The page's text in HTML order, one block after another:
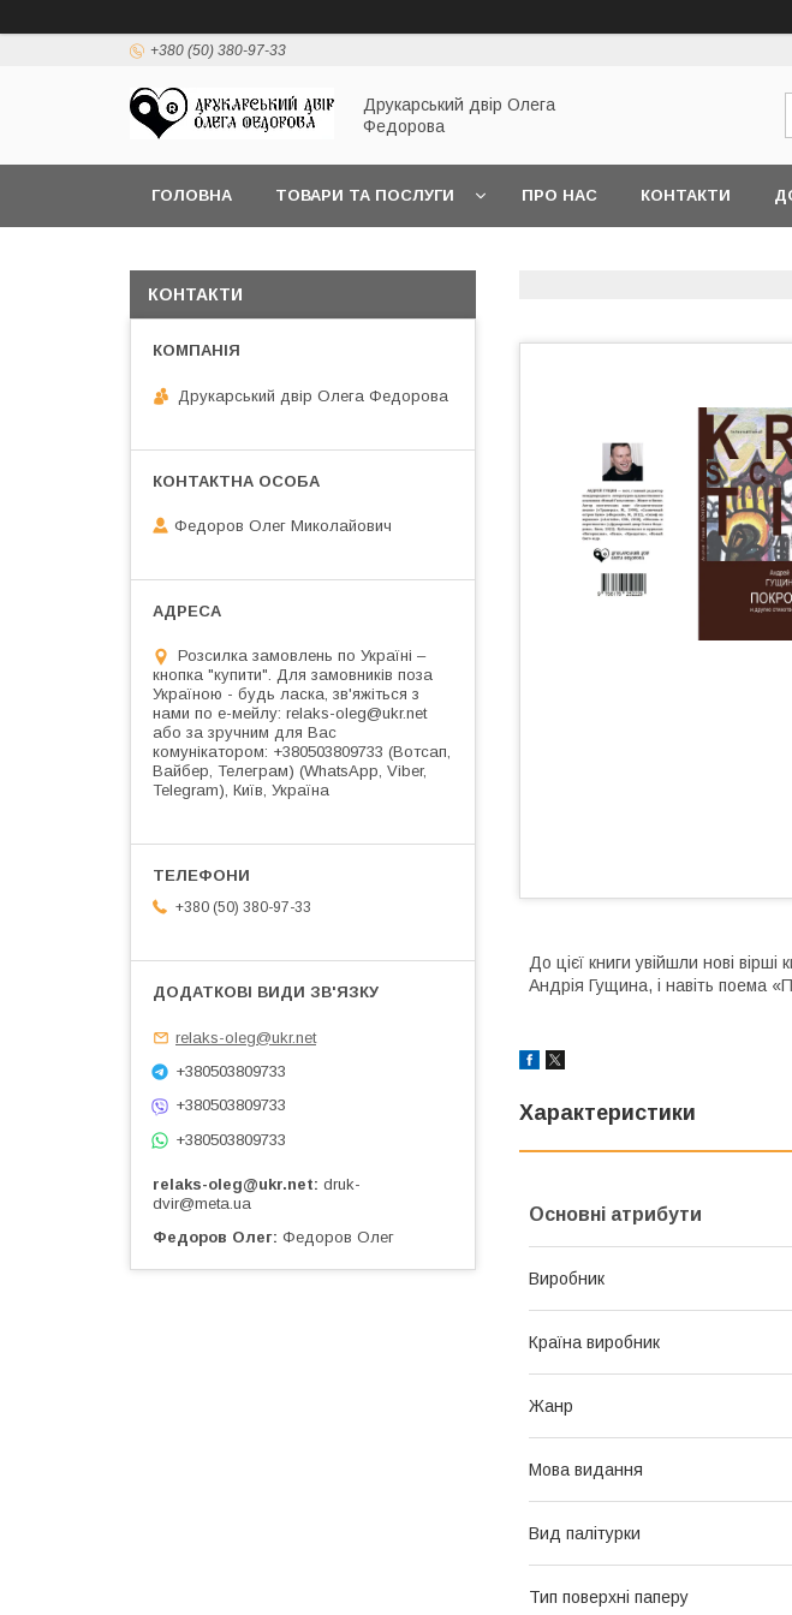
+380 (50) 380-97-33
Друкарський двір Олега
Федорова
ГОЛОВНА ТОВАРИ ТА ПОСЛУГИ ПРО НАС КОНТАКТИ
До цієї книги увійшли нові вірші
Андрія Гущина, і навіть поема
Характеристики
Основні атрибути
Виробник
Країна виробник
Жанр
Мова видання
Вид палітурки
Тип поверхні паперу
КОНТАКТИ
Друкарський двір Олега Федорова
Федоров Олег Миколайович
Розсилка замовлень по Україні –
кнопка "купити". Для замовників поза
Україною - будь ласка, зв'яжіться з
нами по е-мейлу: relaks-oleg@ukr.net
або за зручним для Вас
комунікатором: +380503809733 (Вотсап,
Вайбер, Телеграм) (WhatsApp, Viber,
Telegram), Київ, Україна
+380 (50) 380-97-33
relaks-oleg@ukr.net
+380503809733
+380503809733
+380503809733
relaks-oleg@ukr.net druk-
dvir@meta.ua
Федоров Олег Федоров Олег